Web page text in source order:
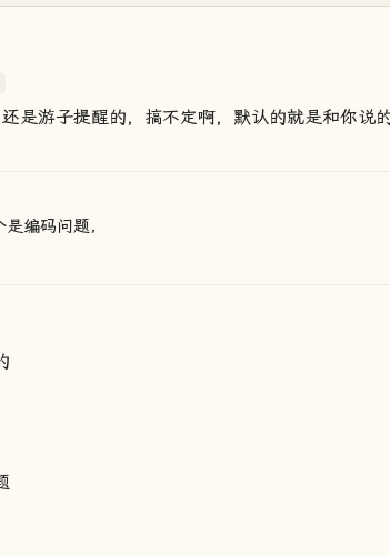
是游子提醒的，搞不定啊，默认的就是和你说
是编码问题，